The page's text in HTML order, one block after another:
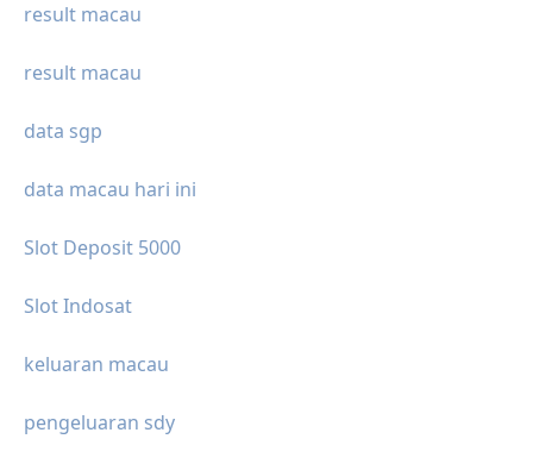
result macau
result macau
data sgp
data macau hari ini
Slot Deposit 5000
Slot Indosat
keluaran macau
pengeluaran sdy